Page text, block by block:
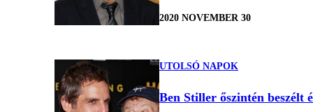
2020 NOVEMBER 30
UTOLSÓ NAPOK
Ben Stiller őszintén beszélt